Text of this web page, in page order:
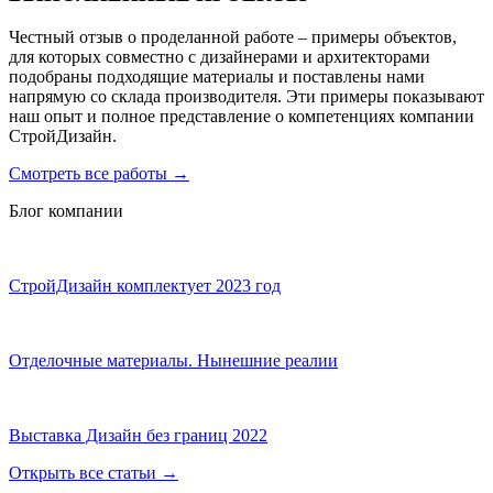
Честный отзыв о проделанной работе – примеры объектов,
для которых совместно с дизайнерами и архитекторами
подобраны подходящие материалы и поставлены нами
напрямую со склада производителя. Эти примеры показывают
наш опыт и полное представление о компетенциях компании
СтройДизайн.
Смотреть все работы →
Блог компании
СтройДизайн комплектует 2023 год
Отделочные материалы. Нынешние реалии
Выставка Дизайн без границ 2022
Открыть все статьи →